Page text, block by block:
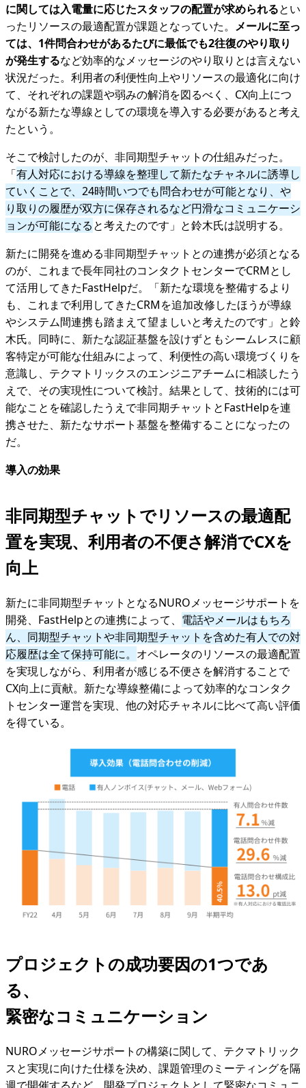
に関しては入電量に応じたスタッフの配置が求められるとい
ったリソースの最適配置が課題となっていた。 メールに至っ
ては、1件問合わせがあるたびに最低でも2往復のやり取り
が発生するなど効率的なメッセージのやり取りとは言えない
状況だった。利用者の利便性向上やリソースの最適化に向け
て、それぞれの課題や弱みの解消を図るべく、CX向上につ
ながる新たな導線としての環境を導入する必要があると考え
たという。
そこで検討したのが、非同期型チャットの仕組みだった。
「有人対応における導線を整理して新たなチャネルに誘導し
ていくことで、24時間いつでも問合わせが可能となり、や
り取りの履歴が双方に保存されるなど円滑なコミュニケーシ
ョンが可能になると考えたのです」と鈴木氏は説明する。
新たに開発を進める非同期型チャットとの連携が必須となる
のが、これまで長年同社のコンタクトセンターでCRMとし
て活用してきたFastHelpだ。「新たな環境を整備するより
も、これまで利用してきたCRMを追加改修したほうが導線
やシステム間連携も踏まえて望ましいと考えたのです」と鈴
木氏。同時に、新たな認証基盤を設けずともシームレスに顧
客特定が可能な仕組みによって、利便性の高い環境づくりを
意識し、テクマトリックスのエンジニアチームに相談したう
えで、その実現性について検討。結果として、技術的には可
能なことを確認したうえで非同期チャットとFastHelpを連
携させた、新たなサポート基盤を整備することになったの
だ。
導⼊の効果
非同期型チャットでリソースの最適配
置を実現、利用者の不便さ解消でCXを
向上
新たに非同期型チャットとなるNUROメッセージサポートを
開発、FastHelpとの連携によって、 電話やメールはもちろ
ん、同期型チャットや非同期型チャットを含めた有人での対
応履歴は全て保持可能に。 オペレータのリソースの最適配置
を実現しながら、利用者が感じる不便さを解消することで
CX向上に貢献。新たな導線整備によって効率的なコンタク
トセンター運営を実現、他の対応チャネルに比べて高い評価
を得ている。
プロジェクトの成功要因の1つであ
る、
緊密なコミュニケーション
NUROメッセージサポートの構築に関して、テクマトリック
スと実現に向けた仕様を決め、課題管理のミーティングを隔